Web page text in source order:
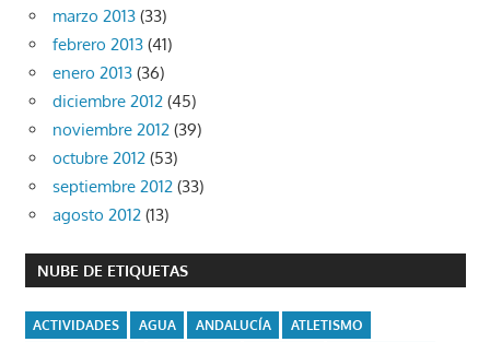
marzo 2013 (33)
febrero 2013 (41)
enero 2013 (36)
diciembre 2012 (45)
noviembre 2012 (39)
octubre 2012 (53)
septiembre 2012 (33)
agosto 2012 (13)
NUBE DE ETIQUETAS
ACTIVIDADES AGUA ANDALUCÍA
ATLETISMO